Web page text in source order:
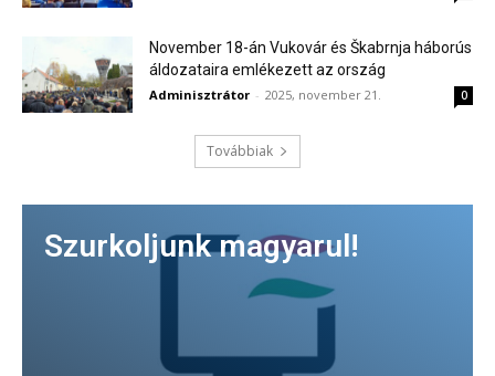
November 18-án Vukovár és Škabrnja háborús
áldozataira emlékezett az ország
Adminisztrátor - 2025, november 21. 0
Továbbiak
Szurkoljunk magyarul!